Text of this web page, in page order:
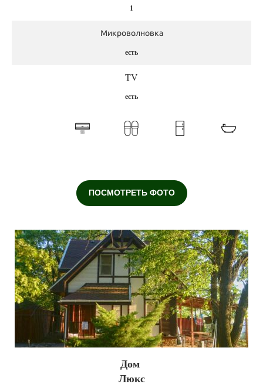
1
Микроволновка
есть
TV
есть
ПОСМОТРЕТЬ ФОТО
Дом
Люкс